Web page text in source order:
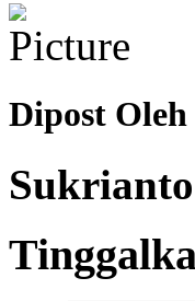
Dipost Oleh
Sukrianto